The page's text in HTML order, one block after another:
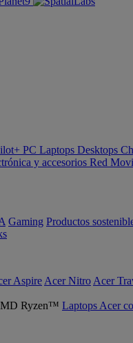
PC Laptops Desktops
y accesorios Red
Gaming Productos
Aspire Acer Nitro Acer
Laptops Acer